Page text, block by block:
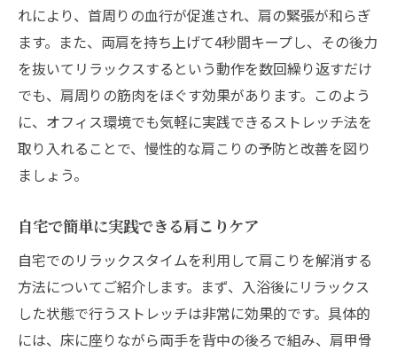
れにより、首周りの血行が促進され、肩の緊張が和らぎ
ます。また、両肩を持ち上げて4秒間キープし、その後力
を抜いてリラックスするという動作を数回繰り返すだけ
でも、肩周りの筋肉をほぐす効果があります。このよう
に、オフィス環境でも気軽に実践できるストレッチ法を
取り入れることで、慢性的な肩こりの予防と改善を図り
ましょう。
自宅で簡単に実践できる肩こりケア
自宅でのリラックスタイムを利用して肩こりを解消する
方法についてご紹介します。まず、入浴後にリラックス
した状態で行うストレッチは非常に効果的です。具体的
には、床に座りながら両手を背中の後ろで組み、肩甲骨